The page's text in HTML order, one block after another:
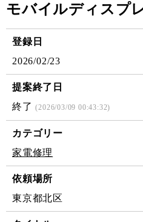
モバイルディスプ
登録日
2026/02/23
提案終了日
終了 (2026/03/09 00:43:32)
カテゴリー
家電修理
依頼場所
東京都北区